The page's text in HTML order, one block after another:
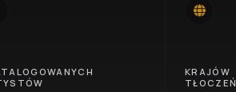
KRAJÓW
TŁOCZEŃ